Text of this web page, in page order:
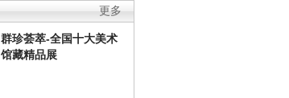
更多
群珍荟萃-全国十大美术
馆藏精品展